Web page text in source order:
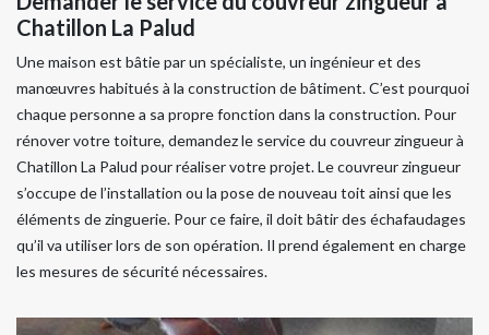
Chatillon La Palud
Une maison est bâtie par un spécialiste, un ingénieur et des
manœuvres habitués à la construction de bâtiment. C’est pourquoi
chaque personne a sa propre fonction dans la construction. Pour
rénover votre toiture, demandez le service du couvreur zingueur à
Chatillon La Palud pour réaliser votre projet. Le couvreur zingueur
s’occupe de l’installation ou la pose de nouveau toit ainsi que les
éléments de zinguerie. Pour ce faire, il doit bâtir des échafaudages
qu’il va utiliser lors de son opération. Il prend également en charge
les mesures de sécurité nécessaires.